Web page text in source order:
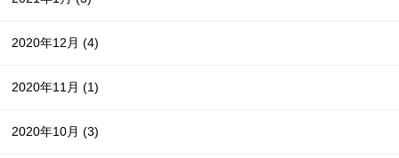
2020年12月(4)
2020年11月(1)
2020年10月(3)